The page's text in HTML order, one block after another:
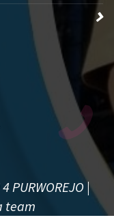
PURWOREJO |
team